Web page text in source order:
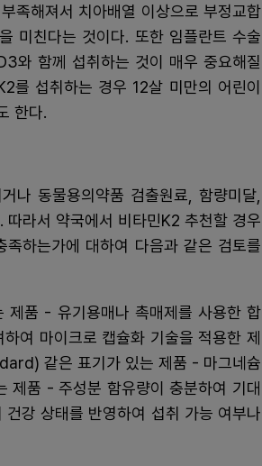
족해져서 치아배열 이상으로 부정교합
미친다는 것이다. 또한 임플란트 수술
와 함께 섭취하는 것이 매우 중요해질
를 섭취하는 경우 12살 미만의 어린이
한다.
나 동물용의약품 검출원료, 함량미달,
라서 약국에서 비타민K2 추천할 경우
하는가에 대하여 다음과 같은 검토를
제품 - 유기용매나 촉매제를 사용한 합
여 마이크로 캡슐화 기술을 적용한 제
같은 표기가 있는 제품 - 마그네슘
제품 - 주성분 함유량이 충분하여 기대
강 상태를 반영하여 섭취 가능 여부나